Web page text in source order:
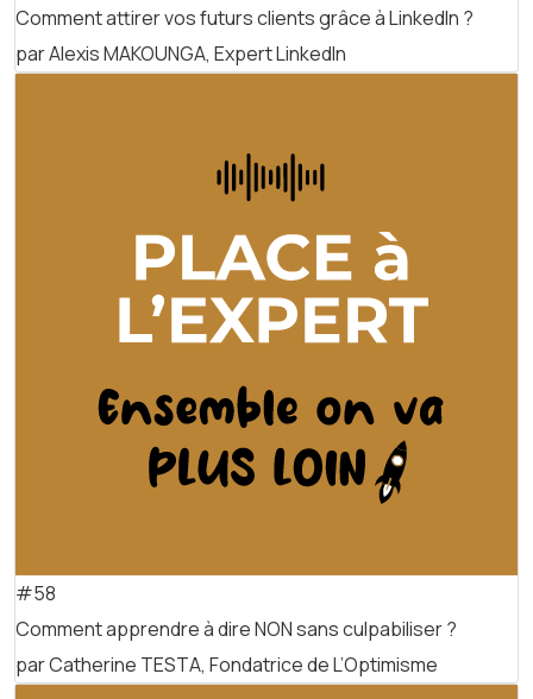
Comment attirer vos futurs clients grâce à LinkedIn ?
par Alexis MAKOUNGA, Expert LinkedIn
#58
Comment apprendre à dire NON sans culpabiliser ?
par Catherine TESTA, Fondatrice de L’Optimisme